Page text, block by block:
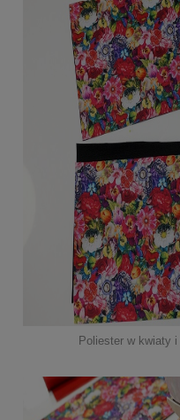
Poliester w kwiaty i